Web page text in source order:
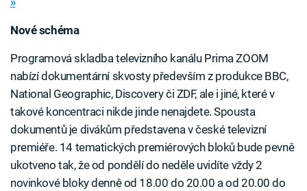
Nové schéma
Programová skladba televizního kanálu Prima ZOOM
nabízí dokumentární skvosty především z produkce BBC,
National Geographic, Discovery či ZDF, ale i jiné, které v
takové koncentraci nikde jinde nenajdete. Spousta
dokumentů je divákům představena v české televizní
premiéře. 14 tematických premiérových bloků bude pevně
ukotveno tak, že od pondělí do neděle uvidíte vždy 2
novinkové bloky denně od 18.00 do 20.00 a od 20.00 do